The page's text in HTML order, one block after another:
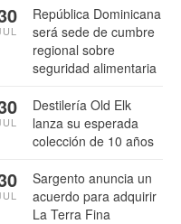
República Dominicana
será sede de cumbre
regional sobre
seguridad alimentaria
Destilería Old Elk
lanza su esperada
colección de 10 años
Sargento anuncia un
acuerdo para adquirir
La Terra Fina